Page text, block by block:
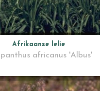
Afrikaanse lelie
africanus 'Albus'